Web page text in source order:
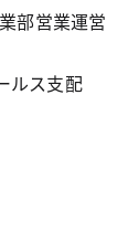
部営業運営
ルス支配